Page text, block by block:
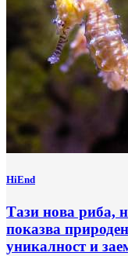
HiEnd
Тази нова риба,
показва
уникалност и